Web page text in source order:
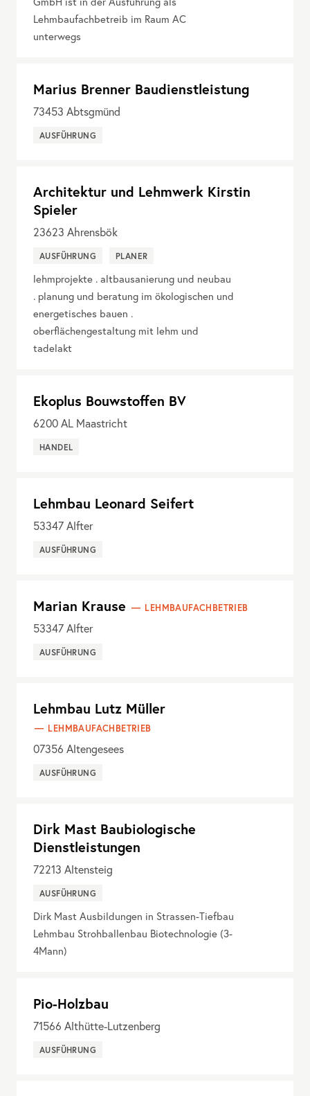
Lehmbaufachbetreib im Raum AC
unterwegs
Marius Brenner Baudienstleistung
73453 Abtsgmünd
AUSFÜHRUNG
Architektur und Lehmwerk Kirstin
Spieler
23623 Ahrensbök
AUSFÜHRUNG PLANER
lehmprojekte . altbausanierung und neubau
. planung und beratung im ökologischen und
energetisches bauen .
oberflächengestaltung mit lehm und
tadelakt
Ekoplus Bouwstoffen BV
6200AL Maastricht
HANDEL
Lehmbau Leonard Seifert
53347Alfter
AUSFÜHRUNG
Marian Krause LEHMBAUFACHBETRIEB
53347Alfter
AUSFÜHRUNG
Lehmbau Lutz Müller
LEHMBAUFACHBETRIEB
07356 Altengesees
AUSFÜHRUNG
Dirk Mast Baubiologische
Dienstleistungen
72213 Altensteig
AUSFÜHRUNG
Dirk Mast Ausbildungen in Strassen-Tiefbau
Lehmbau Strohballenbau Biotechnologie (3-
4Mann)
Pio-Holzbau
71566 Althütte-Lutzenberg
AUSFÜHRUNG